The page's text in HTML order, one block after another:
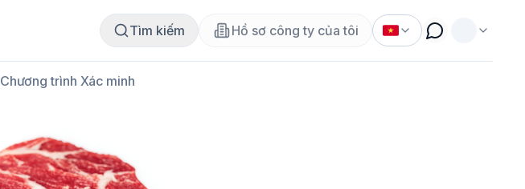
Tìm kiếm Hồ sơ công ty của tôi
Chương trình Xác minh